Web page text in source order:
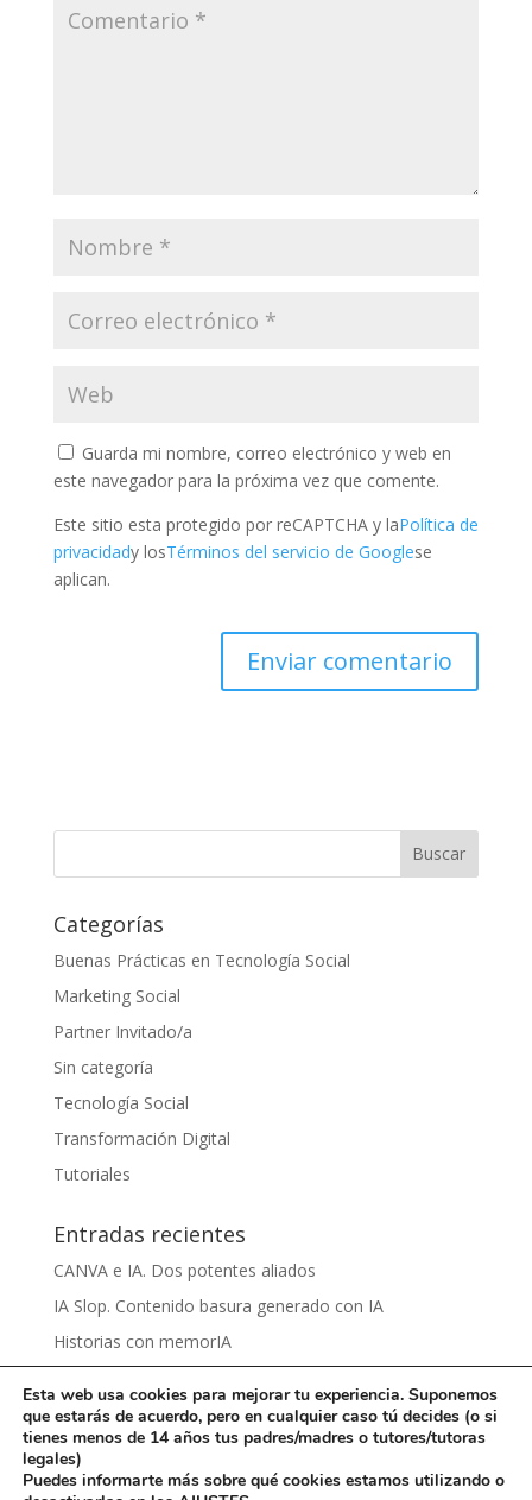
Guarda mi nombre, correo electrónico y web en
este navegador para la próxima vez que comente.
Este sitio esta protegido por reCAPTCHA y laPolítica de
privacidady losTérminos del servicio de Googlese
aplican.
Categorías
Buenas Prácticas en Tecnología Social
Marketing Social
Partner Invitado/a
Sin categoría
Tecnología Social
Transformación Digital
Tutoriales
Entradas recientes
CANVA e IA. Dos potentes aliados
IA Slop. Contenido basura generado con IA
Historias con memorIA
Ciberbullying by Damaris Grijalva
Esta web usa cookies para mejorar tu experiencia. Suponemos
que estarás de acuerdo, pero en cualquier caso tú decides (o si
tienes menos de 14 años tus padres/madres o tutores/tutoras
legales)
Puedes informarte más sobre qué cookies estamos utilizando o